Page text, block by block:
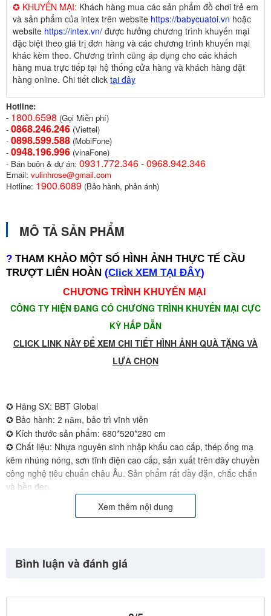
✪ KHUYẾN MẠI: Khách hàng mua các sản phẩm đồ chơi trẻ em
và sản phẩm của intex trên website https://babycuatoi.vn hoặc
website https://intex.vn/ được hưởng chương trình khuyến mại
đặc biệt theo giá trị đơn hàng và các chương trình khuyến mại
khác kèm theo. Chương trình cũng áp dụng cho các khách
hàng mua trực tiếp tại hệ thống cửa hàng và khách hàng đặt
hàng online. Chi tiết click tại đây
Hotline:
- 1800.6598 (Gọi Miễn phí)
- 0868.246.246 (Viettel)
- 0898.599.588 (MobiFone)
- 0948.196.996 (vinaFone)
- Bán buôn & dự án: 0931.772.346 - 0968.942.346
Email: vulinhrose@gmail.com
Hotline: 1900.6089 (Bảo hành, phản ánh)
MÔ TẢ SẢN PHẨM
? THAM KHẢO MỘT SỐ HÌNH ẢNH THỰC TẾ CẦU
TRƯỢT LIÊN HOÀN (Click XEM TẠI ĐÂY)
CHƯƠNG TRÌNH KHUYẾN MẠI
CÔNG TY HIỆN ĐANG CÓ CHƯƠNG TRÌNH KHUYẾN MẠI CỰC
KỲ HẤP DẪN
CLICK LINK NÀY ĐỂ XEM CHI TIẾT HÌNH ẢNH QUÀ TẶNG VÀ
LỰA CHỌN
✪ Hãng SX: BBT Global
✪ Bảo hành: 2 năm, bảo trì vĩnh viễn
✪ Kích thước sản phẩm: 680*520*280 cm
✪ Chất liệu: Nhựa nguyên sinh nhập khẩu cao cấp, thép ống mạ
kẽm nhúng nóng, sơn tĩnh điện cao cấp, sản xuất trên dây chuyền
công nghệ tiêu chuẩn châu Âu. Sản phẩm rất dầy dặn, chắc chắn
và bền đẹp.
✪ Đơn vị nhập khẩu và phân phối: Công ty CP SX TM&DV BBT Việt
Xem thêm nội dung
Bình luận và đánh giá